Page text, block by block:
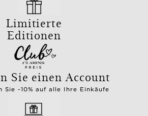
Limitierte
Editionen
Sie einen Account
Sie -10% auf alle Ihre Einkäufe